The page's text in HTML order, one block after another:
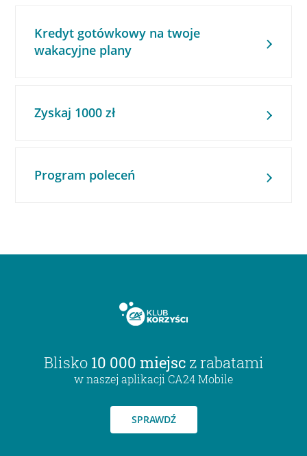
Kredyt gotówkowy na twoje
wakacyjne plany
Zyskaj 1000 zł
Program poleceń
Blisko 10 000 miejsc z rabatami
w naszej aplikacji CA24 Mobile
SPRAWDŹ